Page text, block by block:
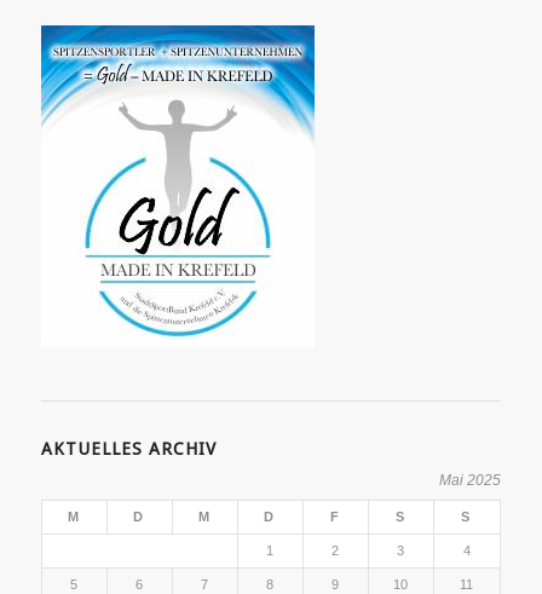
AKTUELLES ARCHIV
Mai 2025
M D M D F S S
1 2 3 4
5 6 7 8 9 10 11